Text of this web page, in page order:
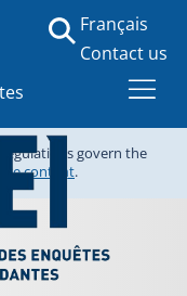
Français
Contact us
govern the
content.